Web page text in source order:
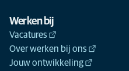
Werken bij
Vacatures
Over werken bij ons
Jouw ontwikkeling